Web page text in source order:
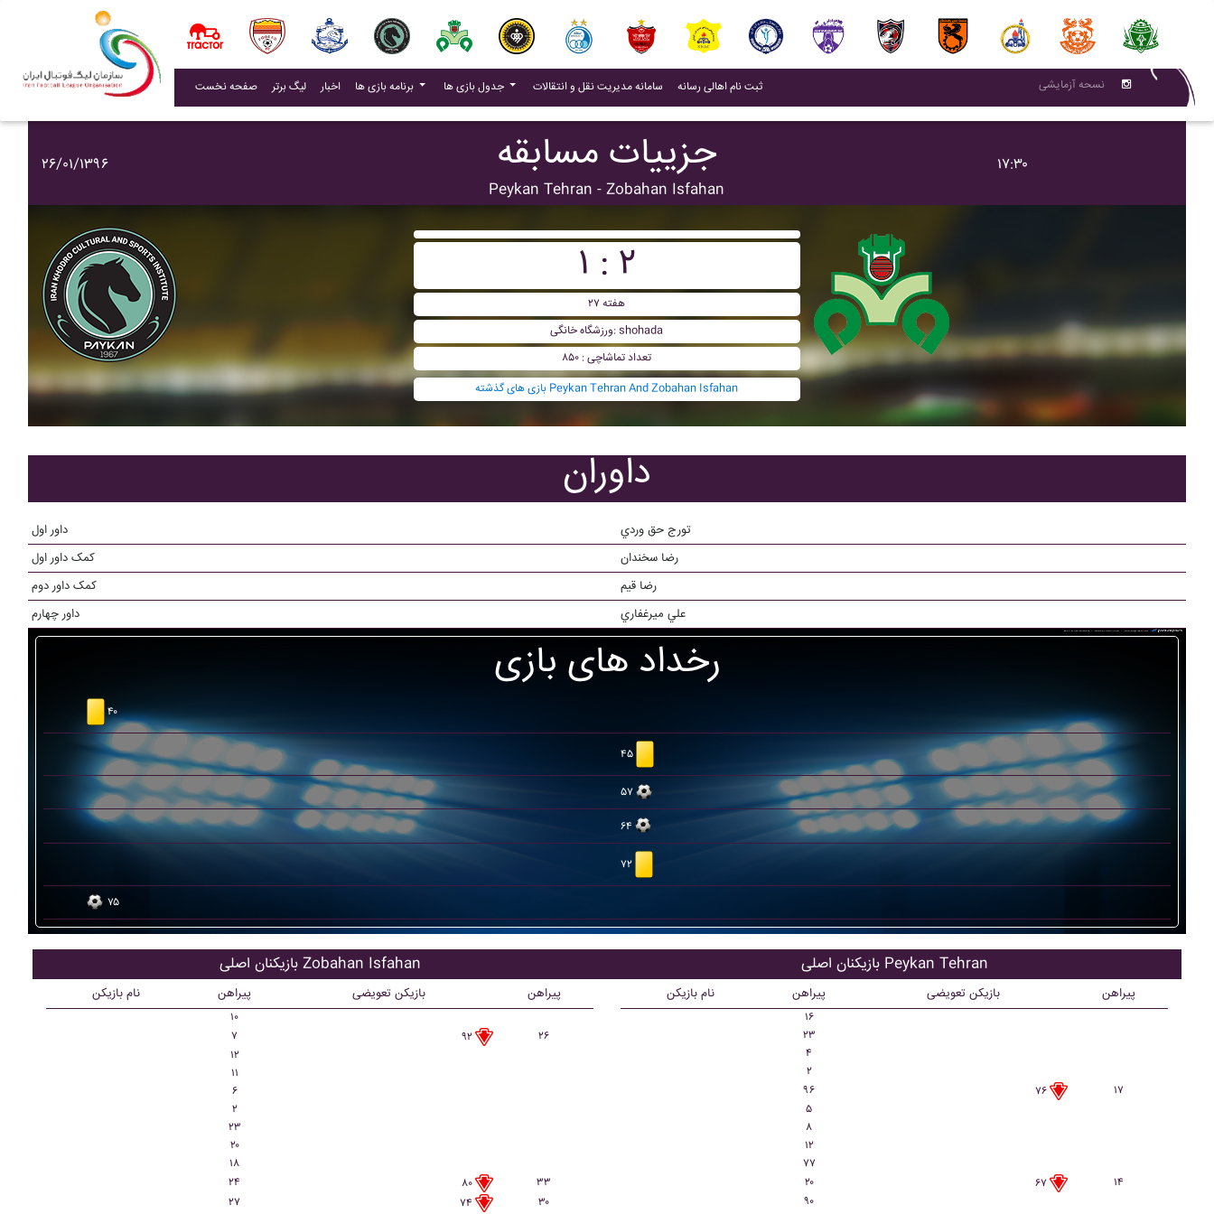
صفحه نخست لیگ برتر اخبار(current) برنامه بازی ها جدول بازی ها سامانه مدیریت نقل و انتقالات (current)
ثبت نام اهالی رسانه(current) نسحه آزمایشی
۲۶/۰۱/۱۳۹۶ جزییات مسابقه
Peykan Tehran - Zobahan Isfahan
۱۷:۳۰
۱ : ۲
هفته ۲۷
ورزشگاه خانگی: shohada
تعداد تماشاچی : ۸۵۰
بازی های گذشته Peykan Tehran And Zobahan Isfahan
داوران
داور اول
تورج حق وردي
کمک داور اول
رضا سخندان
کمک داور دوم
رضا قيم
داور چهارم
علي ميرغفاري
رخداد های بازی
۴۰
۴۵
۵۷
۶۴
۷۲
۷۵
بازیکنان اصلی Zobahan Isfahan
نام بازیکن پیراهن بازیکن تعویضی پیراهن
۱۰
۷
۹۲
۲۶
۱۲
۱۱
۶
۲
۲۳
۲۰
۱۸
۲۴
۸۰
۳۳
۲۷
۷۴ ۳۰
بازیکنان اصلی Peykan Tehran
نام بازیکن پیراهن بازیکن تعویضی پیراهن
۱۶
۲۳
۴
۲
۹۶
۷۶
۱۷
۵
۸
۱۲
۷۷
۲۰
۶۷
۱۴
۹۰